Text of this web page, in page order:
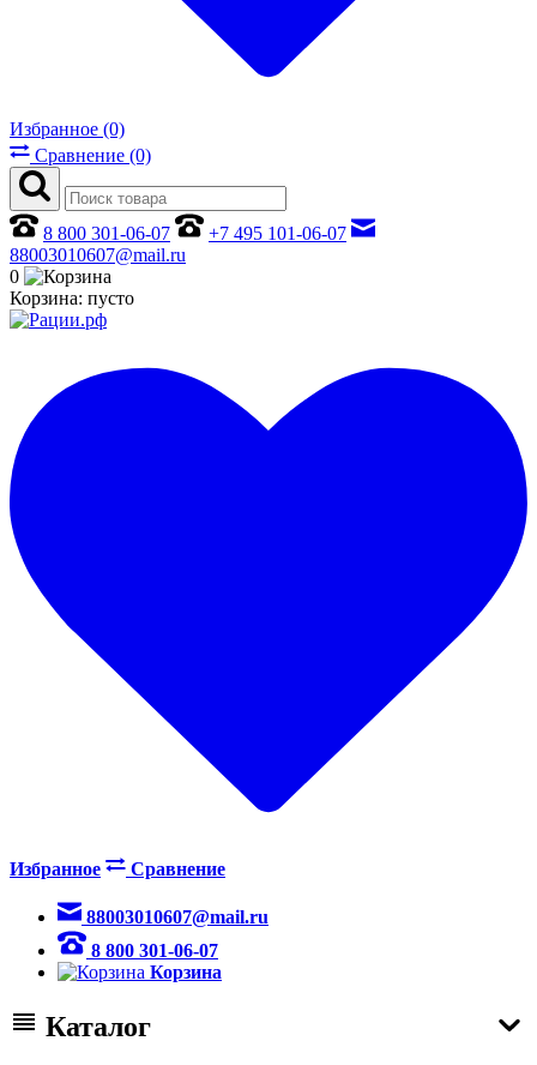
Избранное (0)
Сравнение (0)
8 800 301-06-07
+7 495 101-06-07
88003010607@mail.ru
0
Корзина: пусто
Избранное Сравнение
88003010607@mail.ru
8 800 301-06-07
Корзина
Каталог